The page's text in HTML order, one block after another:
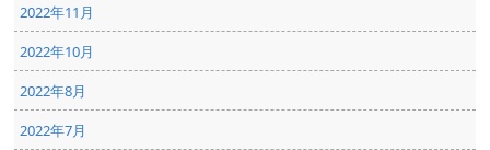
2022年11月
2022年10月
2022年8月
2022年7月